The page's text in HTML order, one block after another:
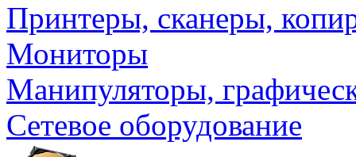
Принтеры, сканеры,
Мониторы
Манипуляторы,
Сетевое оборудование